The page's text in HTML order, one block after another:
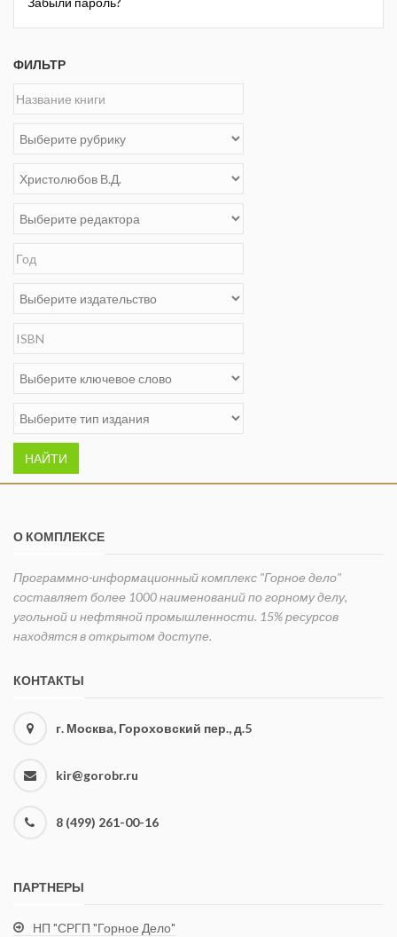
ФИЛЬТР
НАЙТИ
О КОМПЛЕКСЕ
Программно-информационный комплекс "Горное дело"
составляет более 1000 наименований по горному делу,
угольной и нефтяной промышленности. 15% ресурсов
находятся в открытом доступе.
КОНТАКТЫ
г. Москва, Гороховский пер., д.5
kir@gorobr.ru
8 (499) 261-00-16
ПАРТНЕРЫ
НП "СРГП "Горное Дело"